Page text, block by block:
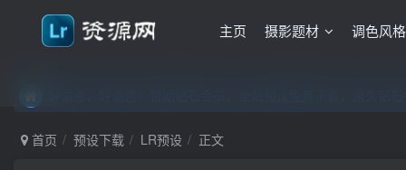
主页 摄影题材 调色风格
好消息，好消息！赞助钻石会员，全站预设免费下载，永久
首页 预设下载 LR预设 正文